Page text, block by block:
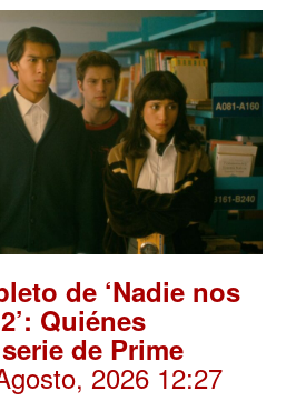
de ‘Nadie nos
Quiénes
de Prime
2026 12:27